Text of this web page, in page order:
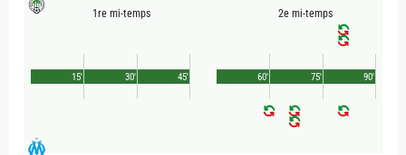
1re mi-temps
45'
15' 30'
2e mi-temps
90'
60' 75'